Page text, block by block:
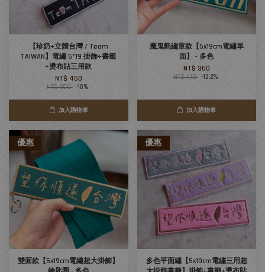
【珍奶+立體台灣 / Team
TAIWAN】電繡 5*19 掛飾+書籤
+燙布貼三用款
NT$ 450
NT$ 500 -10%
加入購物車
魔鬼氈繡章款【5x19cm電繡單
面】 - 多色
NT$ 360
NT$ 410 -12.2%
加入購物車
優惠
雙面款【5x19cm電繡超大掛飾】
優惠
多色平面繡【5x19cm電繡三用超